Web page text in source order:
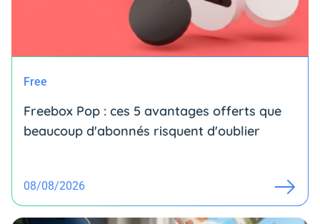
Free
Freebox Pop : ces 5 avantages offerts que
beaucoup d'abonnés risquent d'oublier
08/08/2026